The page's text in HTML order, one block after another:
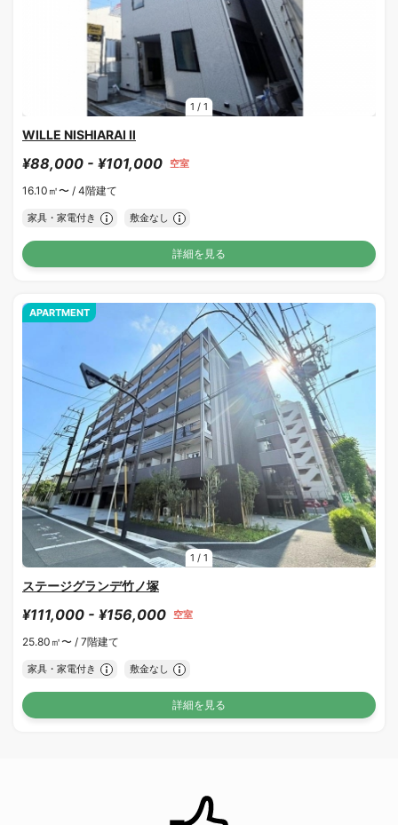
1 / 1
WILLE NISHIARAI Ⅱ
¥88,000 - ¥101,000 空室
16.10㎡〜 / 4階建て
家具・家電付き 敷金なし
詳細を見る
1 / 1
APARTMENT
ステージグランデ竹ノ塚
¥111,000 - ¥156,000 空室
25.80㎡〜 / 7階建て
家具・家電付き 敷金なし
詳細を見る